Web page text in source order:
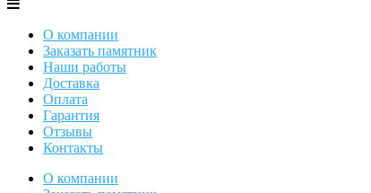
О компании
Заказать памятник
Наши работы
Доставка
Оплата
Гарантия
Отзывы
Контакты
О компании